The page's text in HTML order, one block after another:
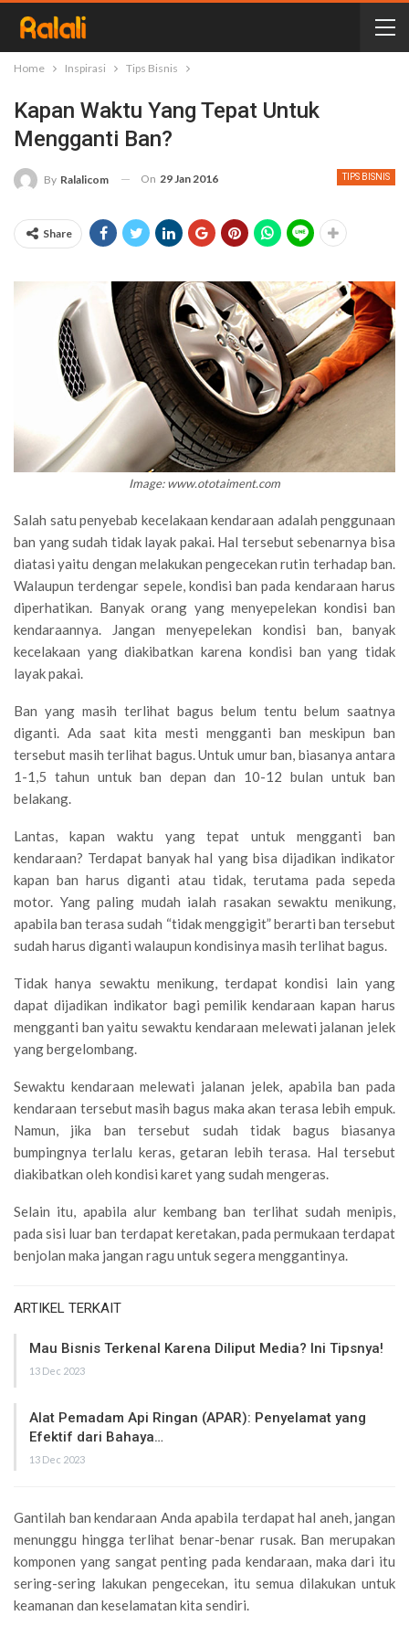
Home Inspirasi Tips Bisnis
Kapan Waktu Yang Tepat Untuk
Mengganti Ban?
TIPS BISNIS
By Ralalicom On 29 Jan 2016
Share
Image: www.ototaiment.com
Salah satu penyebab kecelakaan kendaraan adalah penggunaan
ban yang sudah tidak layak pakai. Hal tersebut sebenarnya bisa
diatasi yaitu dengan melakukan pengecekan rutin terhadap ban.
Walaupun terdengar sepele, kondisi ban pada kendaraan harus
diperhatikan. Banyak orang yang menyepelekan kondisi ban
kendaraannya. Jangan menyepelekan kondisi ban, banyak
kecelakaan yang diakibatkan karena kondisi ban yang tidak
layak pakai.
Ban yang masih terlihat bagus belum tentu belum saatnya
diganti. Ada saat kita mesti mengganti ban meskipun ban
tersebut masih terlihat bagus. Untuk umur ban, biasanya antara
1-1,5 tahun untuk ban depan dan 10-12 bulan untuk ban
belakang.
Lantas, kapan waktu yang tepat untuk mengganti ban
kendaraan? Terdapat banyak hal yang bisa dijadikan indikator
kapan ban harus diganti atau tidak, terutama pada sepeda
motor. Yang paling mudah ialah rasakan sewaktu menikung,
apabila ban terasa sudah “tidak menggigit” berarti ban tersebut
sudah harus diganti walaupun kondisinya masih terlihat bagus.
Tidak hanya sewaktu menikung, terdapat kondisi lain yang
dapat dijadikan indikator bagi pemilik kendaraan kapan harus
mengganti ban yaitu sewaktu kendaraan melewati jalanan jelek
yang bergelombang.
Sewaktu kendaraan melewati jalanan jelek, apabila ban pada
kendaraan tersebut masih bagus maka akan terasa lebih empuk.
Namun, jika ban tersebut sudah tidak bagus biasanya
bumpingnya terlalu keras, getaran lebih terasa. Hal tersebut
diakibatkan oleh kondisi karet yang sudah mengeras.
Selain itu, apabila alur kembang ban terlihat sudah menipis,
pada sisi luar ban terdapat keretakan, pada permukaan terdapat
benjolan maka jangan ragu untuk segera menggantinya.
ARTIKEL TERKAIT
Mau Bisnis Terkenal Karena Diliput Media? Ini Tipsnya!
13 Dec 2023
Alat Pemadam Api Ringan (APAR): Penyelamat yang
Efektif dari Bahaya…
13 Dec 2023
Gantilah ban kendaraan Anda apabila terdapat hal aneh, jangan
menunggu hingga terlihat benar-benar rusak. Ban merupakan
komponen yang sangat penting pada kendaraan, maka dari itu
sering-sering lakukan pengecekan, itu semua dilakukan untuk
keamanan dan keselamatan kita sendiri.